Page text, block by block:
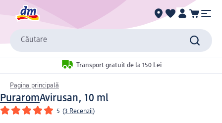
Căutare
Transport gratuit de la 150 Lei
Pagina principală
PuraromAvirusan, 10 ml
5 (3 Recenzii)